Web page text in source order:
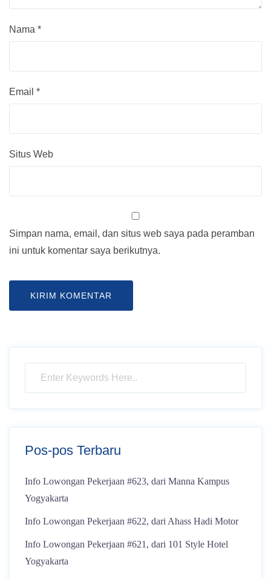
Nama *
Email *
Situs Web
Simpan nama, email, dan situs web saya pada peramban
ini untuk komentar saya berikutnya.
Pos-pos Terbaru
Info Lowongan Pekerjaan #623, dari Manna Kampus
Yogyakarta
Info Lowongan Pekerjaan #622, dari Ahass Hadi Motor
Info Lowongan Pekerjaan #621, dari 101 Style Hotel
Yogyakarta